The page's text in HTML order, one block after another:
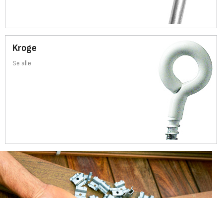
Kroge
Se alle